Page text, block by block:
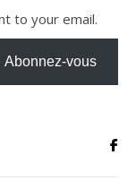
to your email.
Abonnez-vous